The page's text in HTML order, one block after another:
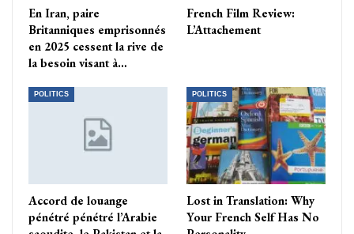
En Iran, paire
Britanniques emprisonnés
en 2025 cessent la rive de
la besoin visant à…
French Film Review:
L’Attachement
POLITICS
Accord de louange
pénétré pénétré l’Arabie
POLITICS
Lost in Translation: Why
Your French Self Has No